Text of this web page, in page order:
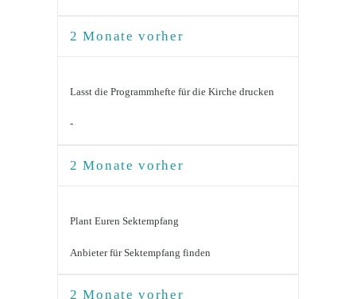
2 Monate vorher
Lasst die Programmhefte für die Kirche drucken
-
2 Monate vorher
Plant Euren Sektempfang
Anbieter für Sektempfang finden
2 Monate vorher